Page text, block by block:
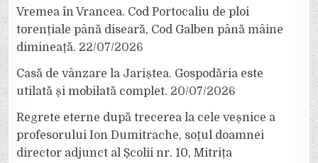
Vremea în Vrancea. Cod Portocaliu de ploi
torențiale până diseară, Cod Galben până mâine
dimineață. 22/07/2026
Casă de vânzare la Jariștea. Gospodăria este
utilată și mobilată complet. 20/07/2026
Regrete eterne după trecerea la cele veșnice a
profesorului Ion Dumitrache, soțul doamnei
director adjunct al Școlii nr. 10, Mitrița